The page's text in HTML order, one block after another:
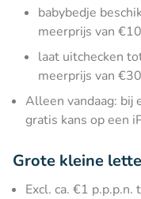
babybedje
meerprijs van
laat uitchecken
meerprijs van
Alleen vandaag: bij
gratis kans op een
Grote kleine
Excl. ca. €1